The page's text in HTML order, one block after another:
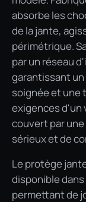
absorbe les
de la jante,
périmétrique.
par un réseau
garantissant
soignée et une
exigences d'un
couvert par
sérieux et de
Le protège
disponible dans
permettant de